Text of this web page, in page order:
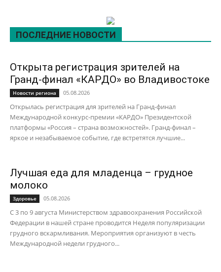
ПОСЛЕДНИЕ НОВОСТИ
Открыта регистрация зрителей на
Гранд-финал «КАРДО» во Владивостоке
Новости региона 05.08.2026
Открылась регистрация для зрителей на Гранд-финал
Международной конкурс-премии «КАРДО» Президентской
платформы «Россия – страна возможностей». Гранд-финал –
яркое и незабываемое событие, где встретятся лучшие...
Лучшая еда для младенца – грудное
молоко
Здоровье 05.08.2026
С 3 по 9 августа Министерством здравоохранения Российской
Федерации в нашей стране проводится Неделя популяризации
грудного вскармливания. Мероприятия организуют в честь
Международной недели грудного...